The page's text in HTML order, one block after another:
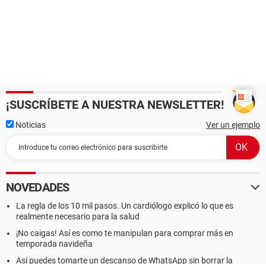
¡SUSCRÍBETE A NUESTRA NEWSLETTER!
Noticias Ver un ejemplo
NOVEDADES
La regla de los 10 mil pasos. Un cardiólogo explicó lo que es
realmente necesario para la salud
¡No caigas! Así es como te manipulan para comprar más en
temporada navideña
Así puedes tomarte un descanso de WhatsApp sin borrar la